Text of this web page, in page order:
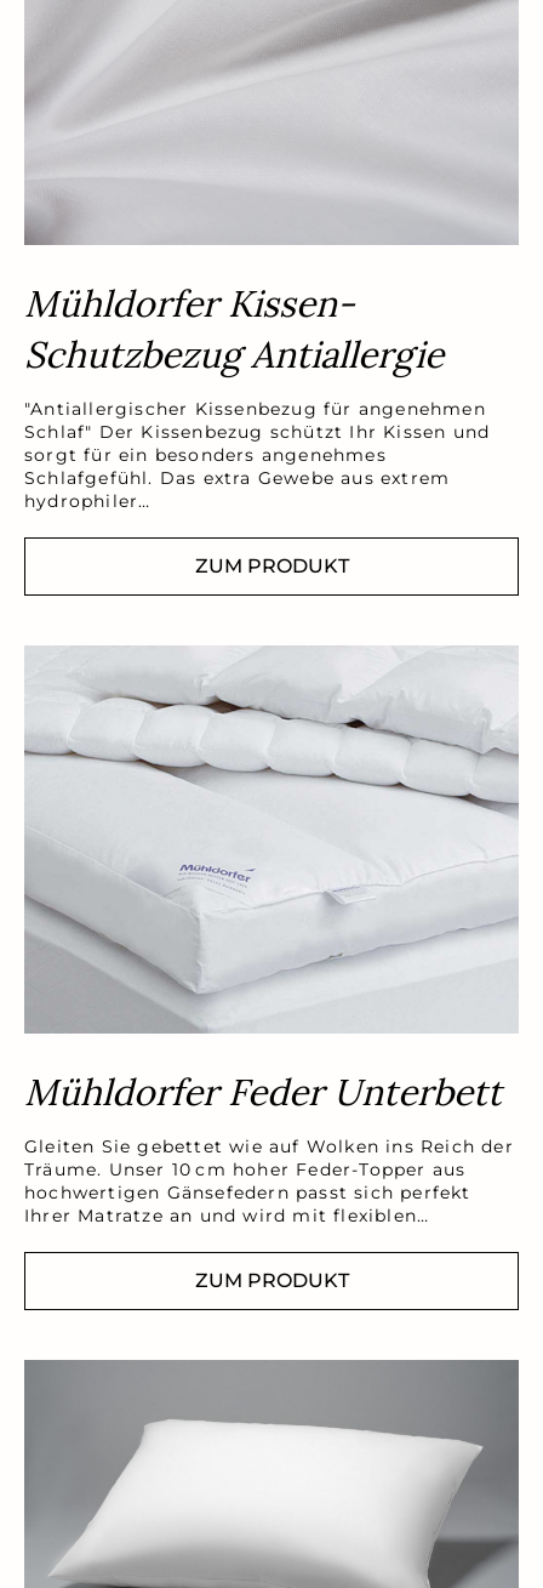
Mühldorfer Kissen-
Schutzbezug Antiallergie
"Antiallergischer Kissenbezug für angenehmen
Schlaf" Der Kissenbezug schützt Ihr Kissen und
sorgt für ein besonders angenehmes
Schlafgefühl. Das extra Gewebe aus extrem
hydrophiler…
ZUM PRODUKT
Mühldorfer Feder Unterbett
Gleiten Sie gebettet wie auf Wolken ins Reich der
Träume. Unser 10 cm hoher Feder-Topper aus
hochwertigen Gänsefedern passt sich perfekt
Ihrer Matratze an und wird mit flexiblen…
ZUM PRODUKT